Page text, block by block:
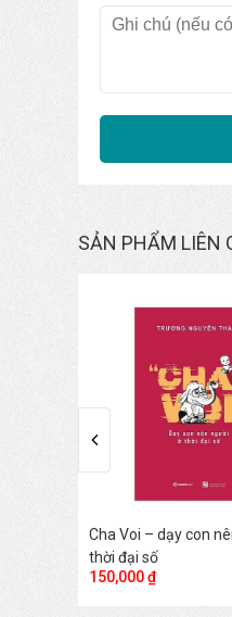
SẢN PHẨM LIÊN
Cha Voi – dạy con
thời đại số
150,000 ₫